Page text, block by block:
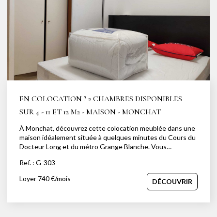
EN COLOCATION ? 2 CHAMBRES DISPONIBLES
SUR 4 - 11 ET 12 M2 - MAISON - MONCHAT
À Monchat, découvrez cette colocation meublée dans une
maison idéalement située à quelques minutes du Cours du
Docteur Long et du métro Grange Blanche. Vous
vaste et lumineuse pièce de vie de 55 m², une cuisine
indépendante de 24 m² ouverte sur une terrasse, un jardin
et une véranda, ainsi qu'un bureau attenant. Deux
chambres sur les quatre de la maison sont actuellement
disponibles : une chambre de 10,5 m² et une chambre de 12
Ref. : G-303
Loyer 740 €/mois
DÉCOUVRIR